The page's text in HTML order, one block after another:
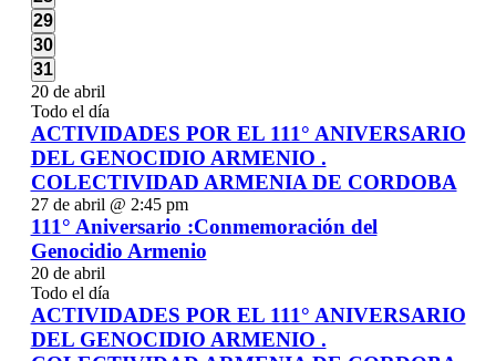
eventos,
0
eventos,
29
0
eventos,
30
0
eventos,
31
20 de abril
Todo el día
ACTIVIDADES POR EL 111° ANIVERSARIO
DEL GENOCIDIO ARMENIO .
COLECTIVIDAD ARMENIA DE CORDOBA
27 de abril @ 2:45 pm
111° Aniversario :Conmemoración del
Genocidio Armenio
20 de abril
Todo el día
ACTIVIDADES POR EL 111° ANIVERSARIO
DEL GENOCIDIO ARMENIO .